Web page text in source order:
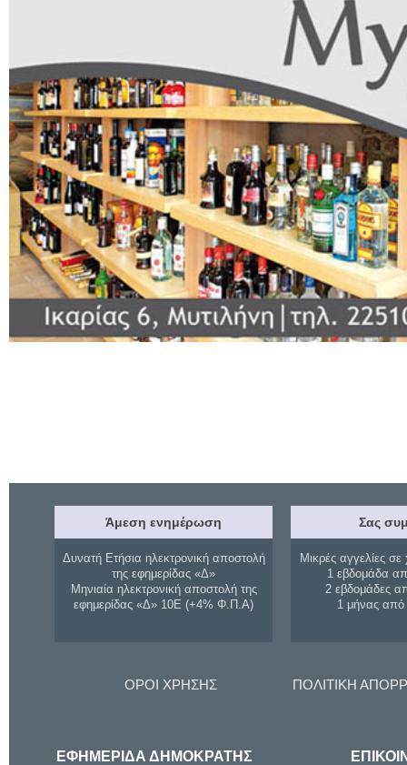
Άμεση ενημέρωση
Δυνατή Ετήσια ηλεκτρονική αποστολή
της εφημερίδας «Δ»
Μηνιαία ηλεκτρονική αποστολή της
εφημερίδας «Δ» 10Ε (+4% Φ.Π.Α)
Σας
Μικρές αγγελίες σε
1 εβδομάδα
2 εβδομάδες
1 μήνας
ΟΡΟΙ ΧΡΗΣΗΣ ΠΟΛΙΤΙΚΗ
ΕΦΗΜΕΡΙΔΑ ΔΗΜΟΚΡΑΤΗΣ